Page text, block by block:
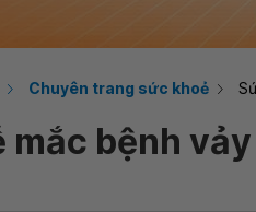
Chuyên trang sức khoẻ
mắc bệnh